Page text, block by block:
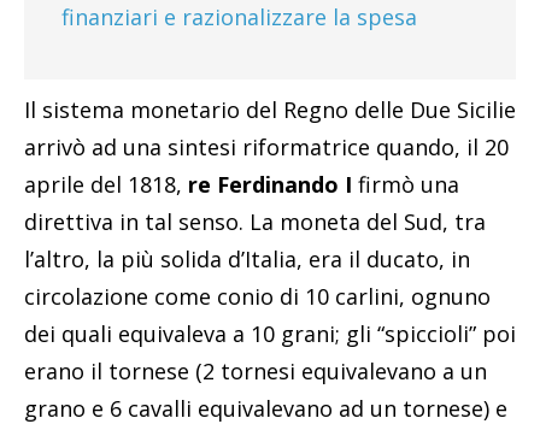
finanziari e razionalizzare la spesa
Il sistema monetario del Regno delle Due Sicilie
arrivò ad una sintesi riformatrice quando, il 20
aprile del 1818, re Ferdinando I firmò una
direttiva in tal senso. La moneta del Sud, tra
l’altro, la più solida d’Italia, era il ducato, in
circolazione come conio di 10 carlini, ognuno
dei quali equivaleva a 10 grani; gli “spiccioli” poi
erano il tornese (2 tornesi equivalevano a un
grano e 6 cavalli equivalevano ad un tornese) e